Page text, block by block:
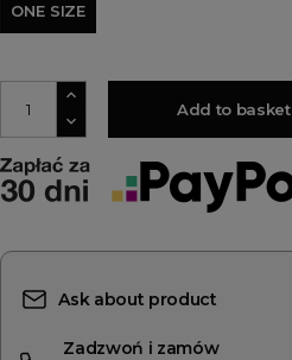
ONE SIZE
Add to basket
Ask about product
Zadzwoń i zamów